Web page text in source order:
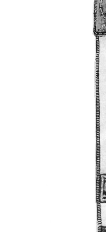
Свято-Троицкий
Сегодня мы можем
пострадал от
выдающихся
вызванная борьбой
разрушение
собора Архангельска.